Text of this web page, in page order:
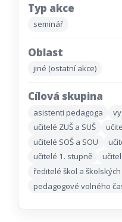
Typ akce
seminář
Oblast
jiné (ostatní akce)
Cílová skupina
asistenti pedagoga
učitelé ZUŠ a SUŠ
učitelé SOŠ a SOU
učitelé 1. stupně
ředitelé škol a
pedagogové volného